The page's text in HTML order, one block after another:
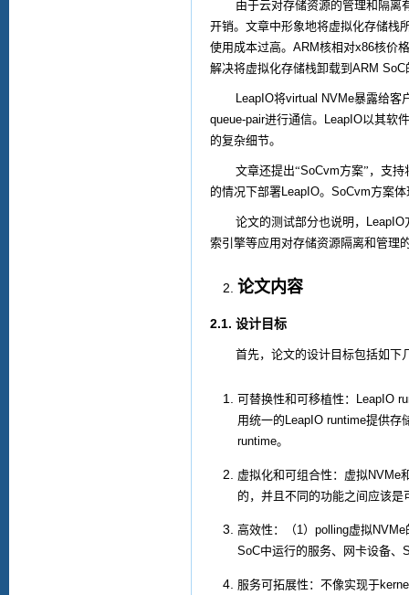
由于云对存储资源的管理和隔离
开销。文章中形象地将虚拟化存储栈
使用成本过高。 ARM核相对x86核价
解决将虚拟化存储栈卸载到 ARM SoC
LeapIO将virtual NVMe暴露给客
queue-pair进行通信。 LeapIO以其软
的复杂细节。
文章还提出“SoCvm方案”，支持
的情况下部署LeapIO。 SoCvm方案体
论文的测试部分也说明， LeapIO
索引擎等应用对存储资源隔离和管理
论文内容
2.1. 设计目标
首先，论文的设计目标包括如下
可替换性和可移植性：
LeapIO
用统一的 LeapIO runtime提供存
runtime。
虚拟化和可组合性：虚拟NVMe
的，并且不同的功能之间应该是
高效性：（1） polling虚拟NVMe
SoC中运行的服务、网卡设备、
服务可拓展性：不像实现于